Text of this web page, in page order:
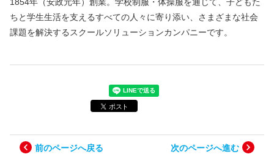
ちと学生生活を支えるすべての人々に寄り添い、さまざまな社会
課題を解決するスクールソリューションカンパニーです。
前のページへ戻る 次のページへ進む